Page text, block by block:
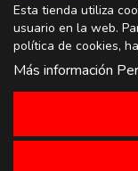
Esta tienda utiliza
usuario en la web.
política de cookies,
Más información